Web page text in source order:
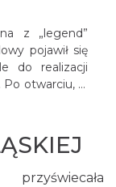
z „legend”
pojawił się
do realizacji
Po otwarciu, w
widzów.
czy
sportu.